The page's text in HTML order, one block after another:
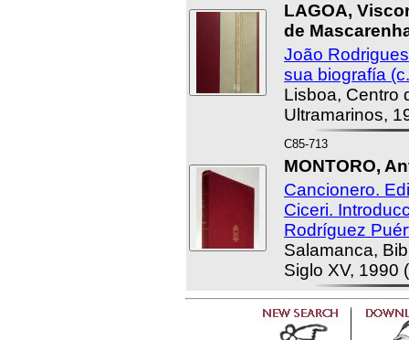
LAGOA,
de
João
sua biografía
Lisboa, Centro
Ultramarinos,
C85-713
MONTORO,
Cancionero.
Ciceri.
Rodríguez
Salamanca,
Siglo XV, 1990